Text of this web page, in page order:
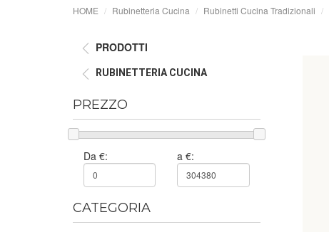
HOME Rubinetteria Cucina Rubinetti Cucina Tradizionali
PRODOTTI
RUBINETTERIA CUCINA
PREZZO
Da €: a €:
CATEGORIA